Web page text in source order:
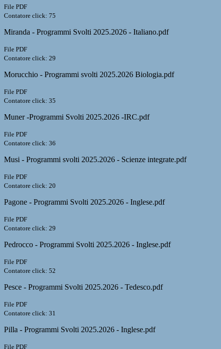
File PDF
Contatore click: 75
Miranda - Programmi Svolti 2025.2026 - Italiano.pdf
File PDF
Contatore click: 29
Morucchio - Programmi svolti 2025.2026 Biologia.pdf
File PDF
Contatore click: 35
Muner -Programmi Svolti 2025.2026 -IRC.pdf
File PDF
Contatore click: 36
Musi - Programmi svolti 2025.2026 - Scienze integrate.pdf
File PDF
Contatore click: 20
Pagone - Programmi Svolti 2025.2026 - Inglese.pdf
File PDF
Contatore click: 29
Pedrocco - Programmi Svolti 2025.2026 - Inglese.pdf
File PDF
Contatore click: 52
Pesce - Programmi Svolti 2025.2026 - Tedesco.pdf
File PDF
Contatore click: 31
Pilla - Programmi Svolti 2025.2026 - Inglese.pdf
File PDF